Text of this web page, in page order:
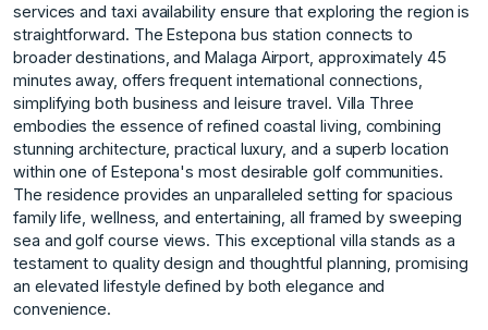
services and taxi availability ensure that exploring the region is
straightforward. The Estepona bus station connects to
broader destinations, and Malaga Airport, approximately 45
minutes away, offers frequent international connections,
simplifying both business and leisure travel. Villa Three
embodies the essence of refined coastal living, combining
stunning architecture, practical luxury, and a superb location
within one of Estepona's most desirable golf communities.
The residence provides an unparalleled setting for spacious
family life, wellness, and entertaining, all framed by ‌sweeping
‌sea ‌and ‌golf ‌course views. This ‌exceptional ‌villa stands as ‌a
‌testament ‌to ‌quality ‌design ‌and thoughtful ‌planning, promising
‌an elevated lifestyle ‌defined ‌by ‌both ‌elegance ‌and
‌convenience.